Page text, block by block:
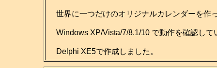
世界に一つだけのオリジナルカレンダーを作
Windows XP/Vista/7/8.1/10 で動作を確認して
Delphi XE5で作成しました。